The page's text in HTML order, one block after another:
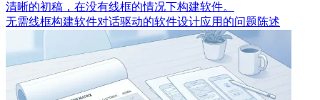
清晰的初稿，在没有线框的情况下构建软件。
无需线框构建软件对话驱动的软件设计应用的问题陈述